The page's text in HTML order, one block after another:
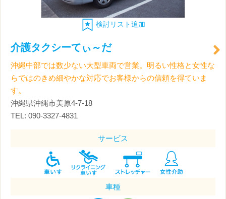
検討リスト追加
介護タクシーてぃ～だ
沖縄中部では数少ない大型車両で営業。明るい性格と女性な
らではのきめ細やかな対応でお客様からの信頼を得ていま
す。
沖縄県沖縄市美原4-7-18
TEL: 090-3327-4831
サービス
車種